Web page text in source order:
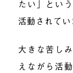
たい」とい
活動されてい
大きな苦し
えながら活